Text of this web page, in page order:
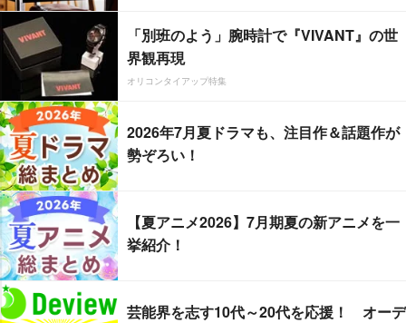
「別班のよう」腕時計で『VIVANT』の世
界観再現
オリコンタイアップ特集
2026年7月夏ドラマも、注目作＆話題作が
勢ぞろい！
【夏アニメ2026】7月期夏の新アニメを一
挙紹介！
芸能界を志す10代～20代を応援！ オーデ